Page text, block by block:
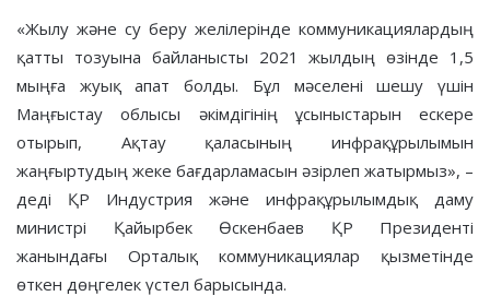
«Жылу және су беру желілерінде коммуникациялардың
қатты тозуына байланысты 2021 жылдың өзінде 1,5
мыңға жуық апат болды. Бұл мәселені шешу үшін
Маңғыстау облысы әкімдігінің ұсыныстарын ескере
отырып, Ақтау қаласының инфрақұрылымын
жаңғыртудың жеке бағдарламасын әзірлеп жатырмыз», –
деді ҚР Индустрия және инфрақұрылымдық даму
министрі Қайырбек Өскенбаев ҚР Президенті
жанындағы Орталық коммуникациялар қызметінде
өткен дөңгелек үстел барысында.